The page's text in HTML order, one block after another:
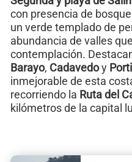
con presencia de
un verde templado de
abundancia de valles
contemplación.
Barayo, Cadavedoy
inmejorable de esta
recorriendo la Ruta del
kilómetros de la capital